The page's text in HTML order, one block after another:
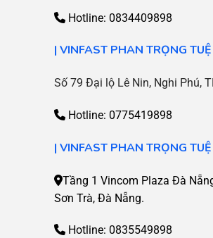
Hotline: 0834409898
| VINFAST PHAN TRỌNG
Số 79 Đại lộ Lê Nin, Nghi Phú,
Hotline: 0775419898
| VINFAST PHAN TRỌNG
Tầng 1 Vincom Plaza Đà
Sơn Trà, Đà Nẵng.
Hotline: 0835549898